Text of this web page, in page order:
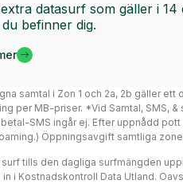
datasurf som gäller i 14
befinner dig.
samtal i Zon 1 och 2a, 2b gäller ett
per MB-priser. *Vid Samtal, SMS, &
SMS ingår ej. Efter uppnådd
Öppningsavgift samtliga
tills den dagliga surfmängden
i Kostnadskontroll Data Utland.